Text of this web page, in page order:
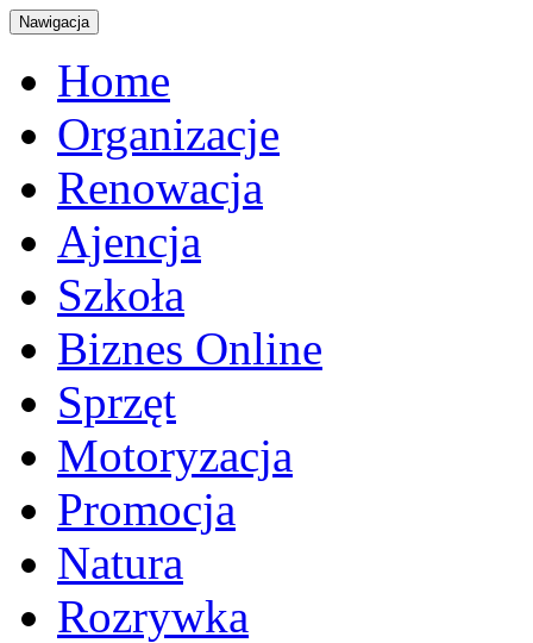
Nawigacja
Home
Organizacje
Renowacja
Ajencja
Szkoła
Biznes Online
Sprzęt
Motoryzacja
Promocja
Natura
Rozrywka